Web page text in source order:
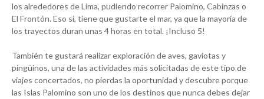
los alrededores de Lima, pudiendo recorrer Palomino, Cabinzas o
El Frontón. Eso sí, tiene que gustarte el mar, ya que la mayoría de
los trayectos duran unas 4 horas en total. ¡Incluso 5!
También te gustará realizar exploración de aves, gaviotas y
pingüinos, una de las actividades más solicitadas de este tipo de
viajes concertados, no pierdas la oportunidad y descubre porque
las Islas Palomino son uno de los destinos que nunca debes dejar